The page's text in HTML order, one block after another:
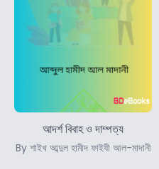
আদর্শ বিবাহ ও দাম্পত্য
By শাইখ আব্দুল হামীদ ফাইযী আল-মাদানী